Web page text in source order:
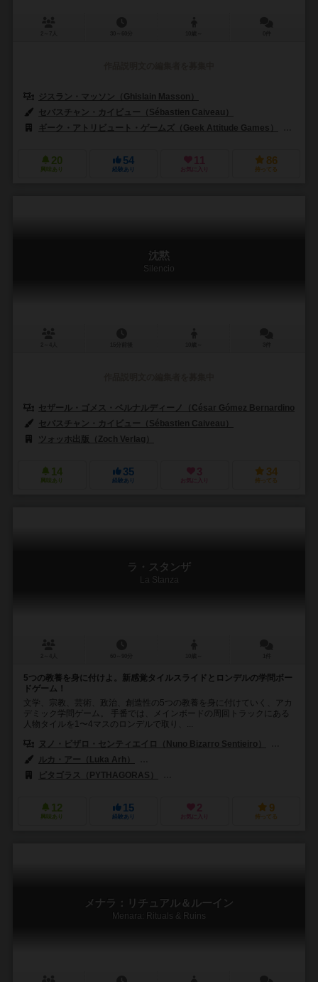
ジスラン・マッソン（Ghislain Masson）
セバスチャン・カイビュー（Sébastien Caiveau）
ギーク・アトリビュート・ゲームズ（Geek Attitude Games）
20
興味あり
54
経験あり
11
お気に入り
86
持ってる
沈黙
Silencio
セザール・ゴメス・ベルナルディーノ（César Gómez Bernardino）
セバスチャン・カイビュー（Sébastien Caiveau）
ツォッホ出版（Zoch Verlag）
14
興味あり
35
経験あり
3
お気に入り
34
持ってる
ラ・スタンザ
La Stanza
5つの教養を身に付けよ。新感覚タイルスライドとロンデルの学問ボー
ドゲーム！
文学、宗教、芸術、政治、創造性の5つの教養を身に付けていく、アカ
デミック学問ゲーム。 手番では、メインボードの周回トラックにある
人物タイルを1〜4マスのロンデルで取り、...
ヌノ・ビザロ・センティエイロ（Nuno Bizarro Sentieiro）
ルカ・アー（Luka Arh）
ピタゴラス（PYTHAGORAS）
12
興味あり
15
経験あり
2
お気に入り
9
持ってる
メナラ：リチュアル＆ルーイン
Menara: Rituals & Ruins